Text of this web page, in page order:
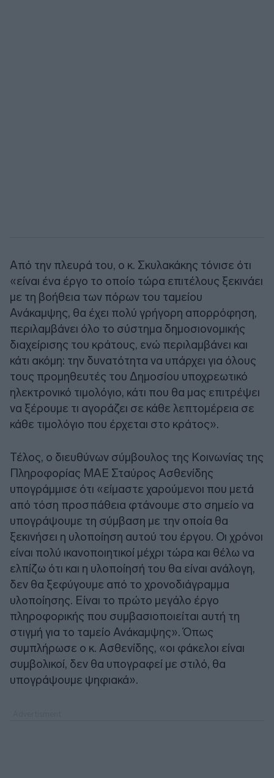
Από την πλευρά του, ο κ. Σκυλακάκης τόνισε ότι
«είναι ένα έργο το οποίο τώρα επιτέλους ξεκινάει
με τη βοήθεια των πόρων του ταμείου
Ανάκαμψης, θα έχει πολύ γρήγορη απορρόφηση,
περιλαμβάνει όλο το σύστημα δημοσιονομικής
διαχείρισης του κράτους, ενώ περιλαμβάνει και
κάτι ακόμη: την δυνατότητα να υπάρχει για όλους
τους προμηθευτές του Δημοσίου υποχρεωτικό
ηλεκτρονικό τιμολόγιο, κάτι που θα μας επιτρέψει
να ξέρουμε τι αγοράζει σε κάθε λεπτομέρεια σε
κάθε τιμολόγιο που έρχεται στο κράτος».
Τέλος, ο διευθύνων σύμβουλος της Κοινωνίας της
Πληροφορίας ΜΑΕ Σταύρος Ασθενίδης
υπογράμμισε ότι «είμαστε χαρούμενοι που μετά
από τόση προσπάθεια φτάνουμε στο σημείο να
υπογράψουμε τη σύμβαση με την οποία θα
ξεκινήσει η υλοποίηση αυτού του έργου. Οι χρόνοι
είναι πολύ ικανοποιητικοί μέχρι τώρα και θέλω να
ελπίζω ότι και η υλοποίησή του θα είναι ανάλογη,
δεν θα ξεφύγουμε από το χρονοδιάγραμμα
υλοποίησης. Είναι το πρώτο μεγάλο έργο
πληροφορικής που συμβασιοποιείται αυτή τη
στιγμή για το ταμείο Ανάκαμψης». Όπως
συμπλήρωσε ο κ. Ασθενίδης, «οι φάκελοι είναι
συμβολικοί, δεν θα υπογραφεί με στιλό, θα
υπογράψουμε ψηφιακά».